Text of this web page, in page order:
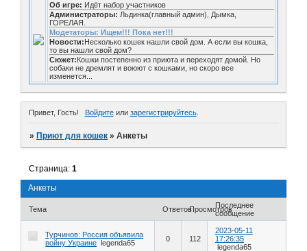
Об игре: Идёт набор участников
Администраторы: Льдинка(главный админ), Дымка,
ГОРЕЛАЯ.
Модетаторы: Ищем!!! Пока нет!!!
Новости: Несколько кошек нашли свой дом. А если вы кошка,
то вы нашли свой дом?
Сюжет: Кошки постепенно из приюта и переходят домой. Но
собаки не дремлят и воюют с кошками, но скоро все
изменется...
Привет, Гость! Войдитеили зарегистрируйтесь.
» Приют для кошек »Анкеты
Анкеты
Страница:1
Тема ОтветовПросмотровПоследнее
сообщение
Турчинов: Россия объявила
войну Украине legenda65 0 112
2023-05-11
17:26:35
legenda65